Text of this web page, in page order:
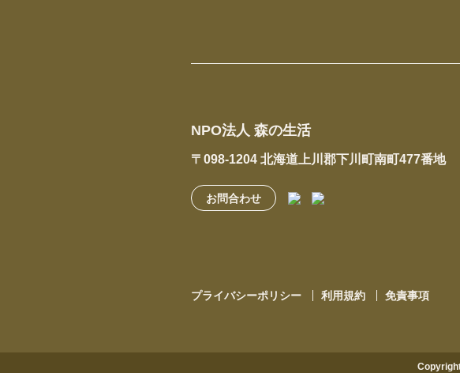
NPO法人 森の生活
〒098-1204 北海道上川郡下川町南町477番地
お問合わせ
プライバシーポリシー 利用規約 免責事項